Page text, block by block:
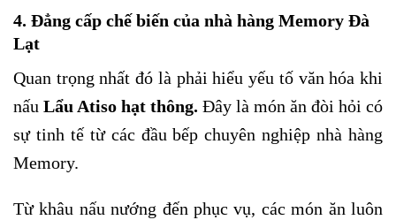
4. Đẳng cấp chế biến của nhà hàng Memory Đà
Lạt
Quan trọng nhất đó là phải hiểu yếu tố văn hóa khi
nấu Lẩu Atiso hạt thông. Đây là món ăn đòi hỏi có
sự tinh tế từ các đầu bếp chuyên nghiệp nhà hàng
Memory.
Từ khâu nấu nướng đến phục vụ, các món ăn luôn